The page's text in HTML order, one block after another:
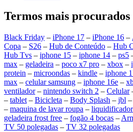
Termos mais procurados
Black Friday – iPhone 17 – iPhone 16 –
Copa – S26 – Hub de Conteúdo – Hub
Hub Tvs – iphone 15 – iphone 14 – ps5
max – geladeira – poco x7 pro – xbox –
protein – microondas – kindle – iphone
max – celular samsung – iphone 16e –
ventilador– nintendo switch 2 – Celular
– tablet – Bicicleta – Body Splash – jbl –
– maquina de lavar roupa – liquidificador
geladeira frost free – fogão 4 bocas –
TV 50 polegadas – TV 32 polegadas